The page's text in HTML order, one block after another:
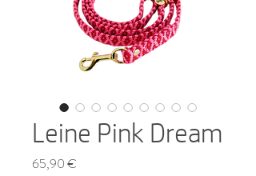
Leine Pink Dream
65,90 €